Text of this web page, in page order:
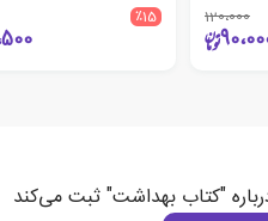
120،000 ٪15
"کتاب بهداشت" ثبت می‌کند